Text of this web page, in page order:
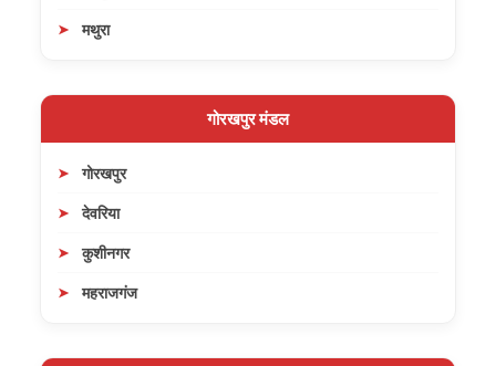
मथुरा
गोरखपुर मंडल
गोरखपुर
देवरिया
कुशीनगर
महराजगंज